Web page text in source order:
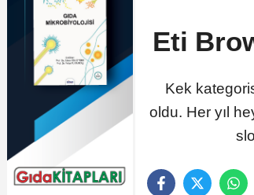
Eti
Kek
oldu. Her yıl